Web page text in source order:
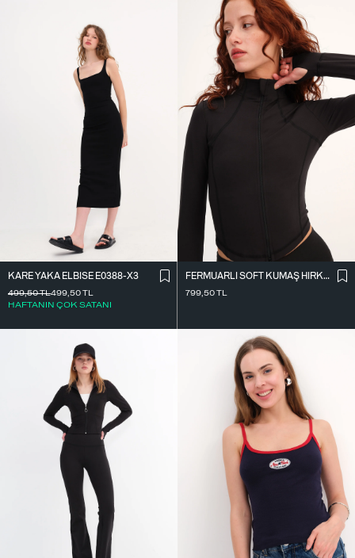
KARE YAKA ELBISE E0388-X3
499,50TL
HAFTANIN ÇOK SATANI
499,50TL
FERMUARLI SOFT KUMAŞ HIRKA H0089
799,50TL